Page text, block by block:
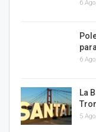
6
6
La
5